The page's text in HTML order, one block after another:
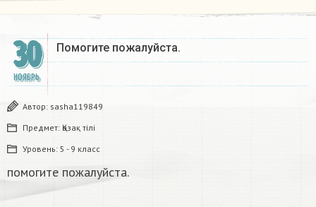
30
НОЯБРЬ
Помогите пожалуйста.
Автор: sasha119849
Предмет: Қазақ тiлi
Уровень: 5 - 9 класс
помогите пожалуйста.